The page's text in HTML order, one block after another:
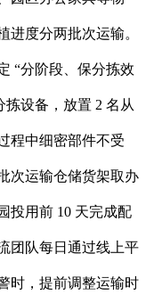
进度分两批次运输。
“分阶段、保分拣效
设备，放置 2 名从
程中细密部件不受
次运输仓储货架取办
投用前 10 天完成配
团队每日通过线上平
时，提前调整运输时